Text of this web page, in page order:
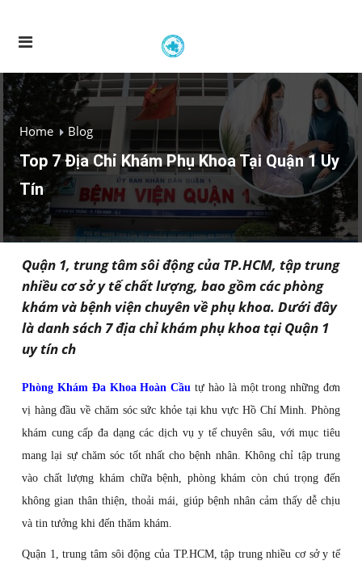
Home Blog
Top 7 Địa Chỉ Khám Phụ Khoa Tại Quận 1​ Uy
Tín
Quận 1, trung tâm sôi động của TP.HCM, tập trung
nhiều cơ sở y tế chất lượng, bao gồm các phòng
khám và bệnh viện chuyên về phụ khoa. Dưới đây
là danh sách 7 địa chỉ khám phụ khoa tại Quận 1
uy tín ch
Phòng Khám Đa Khoa Hoàn Cầu tự hào là một trong những đơn
vị hàng đầu về chăm sóc sức khỏe tại khu vực Hồ Chí Minh. Phòng
khám cung cấp đa dạng các dịch vụ y tế chuyên sâu, với mục tiêu
mang lại sự chăm sóc tốt nhất cho bệnh nhân. Không chỉ tập trung
vào chất lượng khám chữa bệnh, phòng khám còn chú trọng đến
không gian thân thiện, thoải mái, giúp bệnh nhân cảm thấy dễ chịu
và tin tưởng khi đến thăm khám.
Quận 1, trung tâm sôi động của TP.HCM, tập trung nhiều cơ sở y tế